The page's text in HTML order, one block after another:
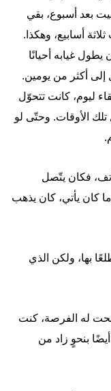
بعد أسبوع، بقي
أسابيع، وهكذا.
غيابه أحيانًا
أكثر من يومين.
ليوم، كانت تتحوّل
الأوقات. وحتّى لو
فكان يتّصل
كان يأتي، كان يذهب
بها، ولكن الذي
له الفرصة، كنت
بنحوٍ زاد من